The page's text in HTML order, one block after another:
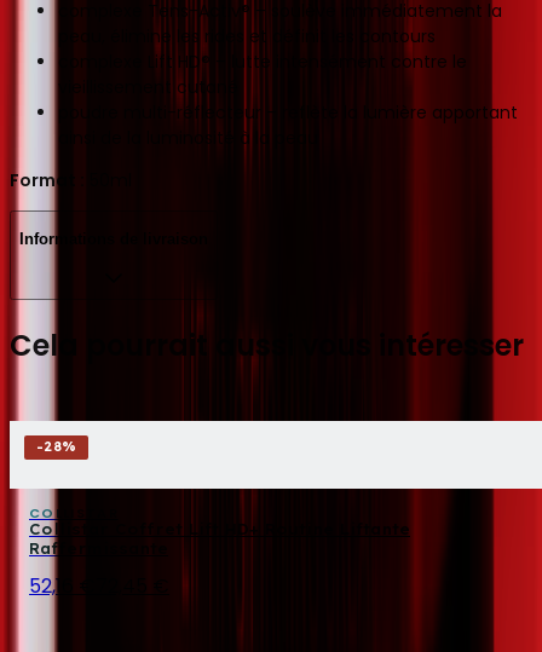
complexe Tens-Activ® – soulève immédiatement la
peau, élimine les rides et définit les contours
complexe Lift HD® – lutte intensément contre le
vieillissement cutané
poudre multi-réflecteur – reflète la lumière apportant
ainsi de la luminosité à la peau
Format :
Informations de livraison
Cela pourrait aussi vous intéresser
-28%
COLLISTAR
Collistar Coffret Lift HD+ Routine Liftante
Raffermissante
52,16 €